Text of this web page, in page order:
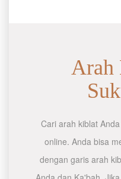
Arah
Cari arah kiblat
online. Anda bisa
dengan garis arah